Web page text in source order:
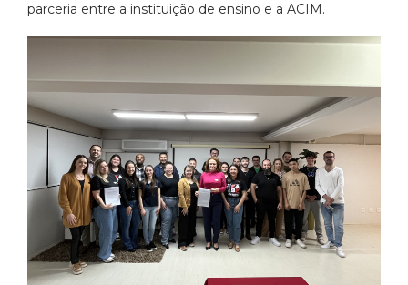
parceria entre a instituição de ensino e a ACIM.